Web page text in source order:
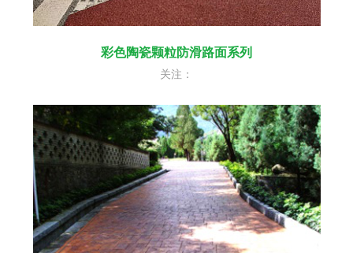
彩色陶瓷颗粒防滑路面系列
关注：